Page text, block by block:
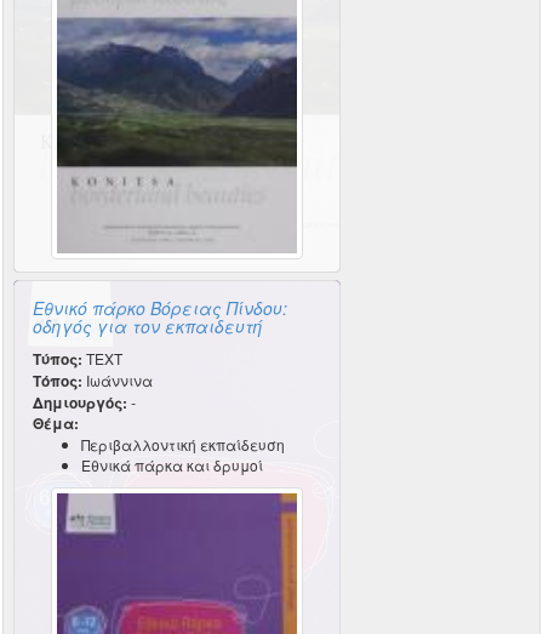
Εθνικό πάρκο Βόρειας Πίνδου:
οδηγός για τον εκπαιδευτή
Τύπος: TEXT
Τόπος: Ιωάννινα
Δημιουργός: -
Θέμα:
Περιβαλλοντική εκπαίδευση
Εθνικά πάρκα και δρυμοί